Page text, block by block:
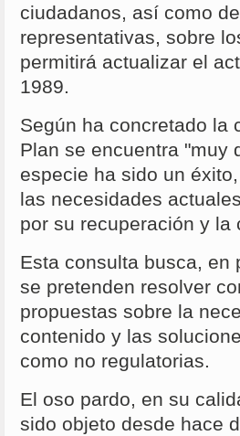
ciudadanos, así como
representativas, sobre
permitirá actualizar el
1989.
Según ha concretado la
Plan se encuentra "muy
especie ha sido un
las necesidades
por su recuperación y
Esta consulta busca, en
se pretenden resolver
propuestas sobre la
contenido y las
como no regulatorias.
El oso pardo, en su
sido objeto desde hace